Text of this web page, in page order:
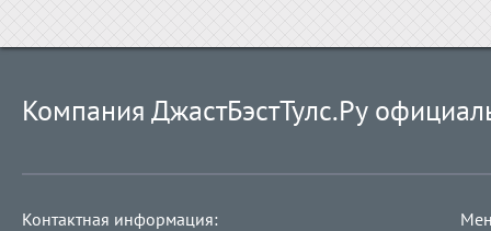
Компания ДжастБэстТулс.Ру
Контактная информация: